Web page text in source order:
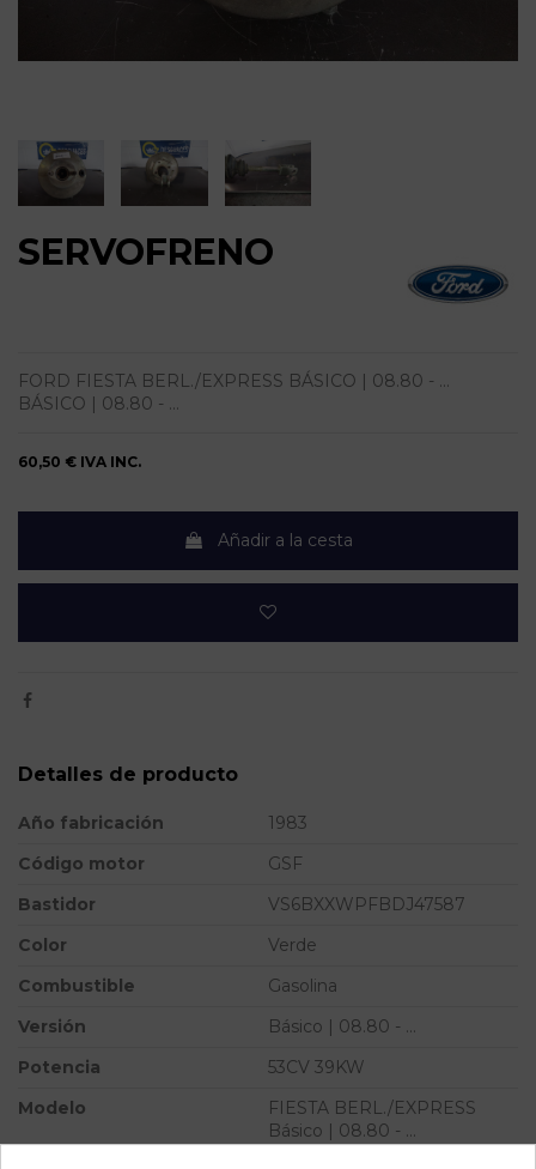
SERVOFRENO
FORD FIESTA BERL./EXPRESS BÁSICO | 08.80 - ...
BÁSICO | 08.80 - ...
60,50 € IVA INC.
Añadir a la cesta
Detalles de producto
Año fabricación
1983
Código motor
GSF
Bastidor
VS6BXXWPFBDJ47587
Color
Verde
Combustible
Gasolina
Versión
Básico | 08.80 - ...
Potencia
53CV 39KW
Modelo
FIESTA BERL./EXPRESS
Básico | 08.80 - ...